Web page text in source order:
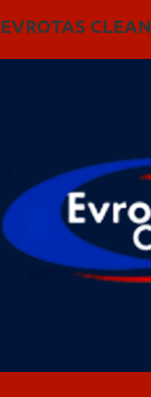
EVROTAS CLEAN